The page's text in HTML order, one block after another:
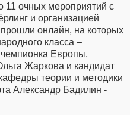
11 очных мероприятий с
и организацией
онлайн, на которых
класса –
Европы,
Жаркова и кандидат
теории и методики
Александр Бадилин -